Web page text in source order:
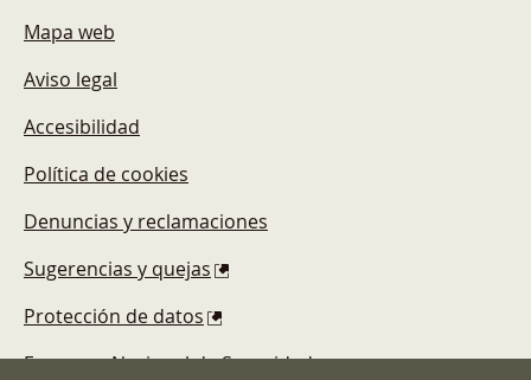
Mapa web
Aviso legal
Accesibilidad
Política de cookies
Denuncias y reclamaciones
Sugerencias y quejas
Protección de datos
Esquema Nacional de Seguridad